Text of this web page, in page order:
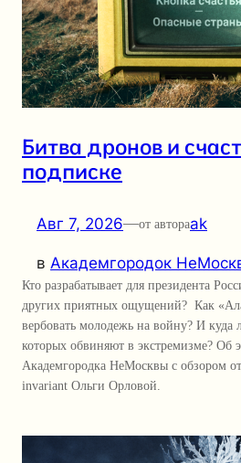
Битва дронов и
подписке
Авг 7, 2026—от автораak
в Академгородок
Кто разрабатывает для президента
других приятных ощущений? Как
вербовать молодежь на войну? И куда
которых обвиняют в экстремизме?
Академгородка НеМосквы с обзором
invariant Ольги Орловой.